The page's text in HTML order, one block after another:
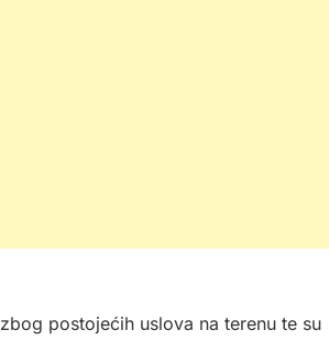
postojećih uslova na terenu te su